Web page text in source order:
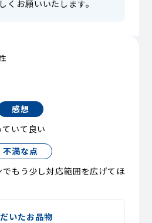
くお願いいたします。
感想
いて良い
不満な点
もう少し対応範囲を広げてほ
いたお品物